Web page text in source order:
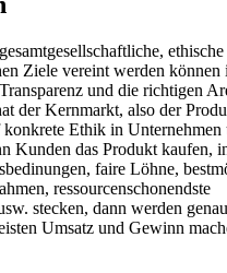
ethische
Ziele vereint werden können
und die richtigen
der Kernmarkt, also der
Ethik in Unternehmen
Kunden das Produkt kaufen,
faire Löhne,
ressourcenschonendste
stecken, dann werden
Umsatz und Gewinn